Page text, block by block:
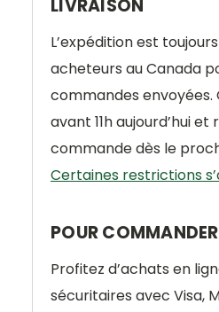
LIVRAISON
L’expédition est toujours
acheteurs au Canada
commandes envoyées.
avant 11h aujourd’hui
commande dès le
Certaines restrictions
POUR COMMANDER
Profitez d’achats en
sécuritaires avec Visa,